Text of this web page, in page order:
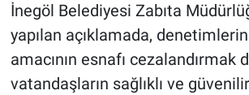
İnegöl Belediyesi Zabıta
yapılan açıklamada,
amacının esnafı cezalandırmak
vatandaşların sağlıklı ve